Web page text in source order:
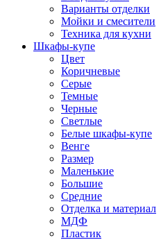
Варианты отделки
Мойки и смесители
Техника для кухни
Шкафы-купе
Цвет
Коричневые
Серые
Темные
Черные
Светлые
Белые шкафы-купе
Венге
Размер
Маленькие
Большие
Средние
Отделка и материал
МДФ
Пластик